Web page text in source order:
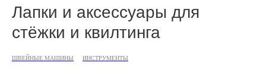
Лапки и аксессуары для
стёжки и квилтинга
ШВЕЙНЫЕ МАШИНЫ ИНСТРУМЕНТЫ